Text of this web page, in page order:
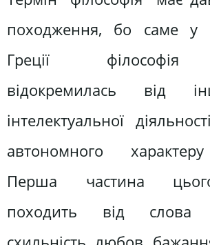
походження, бо саме у
Греції
відокремилась від
інтелектуальної
автономного
Перша частина
походить від